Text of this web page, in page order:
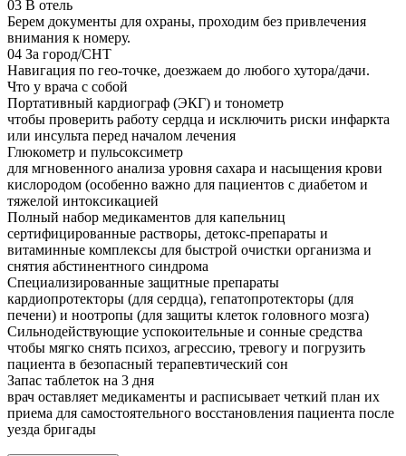
03 В отель
Берем документы для охраны, проходим без привлечения
внимания к номеру.
04 За город/СНТ
Навигация по гео-точке, доезжаем до любого хутора/дачи.
Что у врача с собой
Портативный кардиограф (ЭКГ) и тонометр
чтобы проверить работу сердца и исключить риски инфаркта
или инсульта перед началом лечения
Глюкометр и пульсоксиметр
для мгновенного анализа уровня сахара и насыщения крови
кислородом (особенно важно для пациентов с диабетом и
тяжелой интоксикацией
Полный набор медикаментов для капельниц
сертифицированные растворы, детокс-препараты и
витаминные комплексы для быстрой очистки организма и
снятия абстинентного синдрома
Специализированные защитные препараты
кардиопротекторы (для сердца), гепатопротекторы (для
печени) и ноотропы (для защиты клеток головного мозга)
Сильнодействующие успокоительные и сонные средства
чтобы мягко снять психоз, агрессию, тревогу и погрузить
пациента в безопасный терапевтический сон
Запас таблеток на 3 дня
врач оставляет медикаменты и расписывает четкий план их
приема для самостоятельного восстановления пациента после
уезда бригады